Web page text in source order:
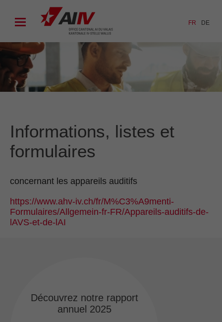
FR DE
Informations, listes et
formulaires
concernant les appareils auditifs
https://www.ahv-iv.ch/fr/M%C3%A9menti-
Formulaires/Allgemein-fr-FR/Appareils-auditifs-de-
lAVS-et-de-lAI
Découvrez notre rapport
annuel 2025